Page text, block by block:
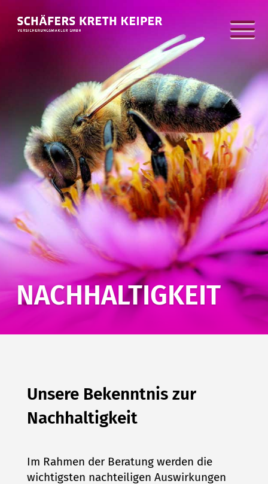
NACHHALTIGKEIT
Unsere Bekenntnis zur
Nachhaltigkeit
Im Rahmen der Beratung werden die
wichtigsten nachteiligen Auswirkungen